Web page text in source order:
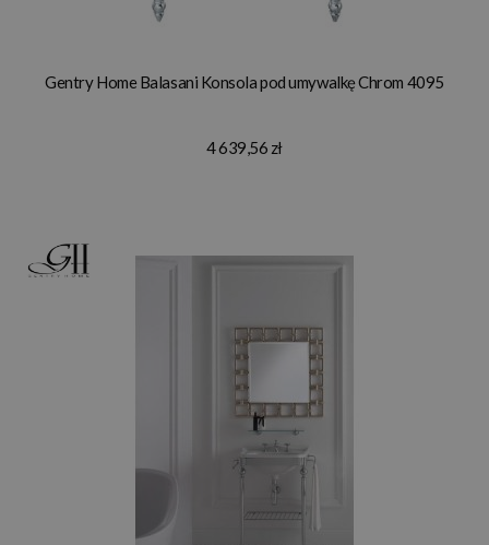
Gentry Home Balasani Konsola pod umywalkę Chrom 4095
4 639,56 zł